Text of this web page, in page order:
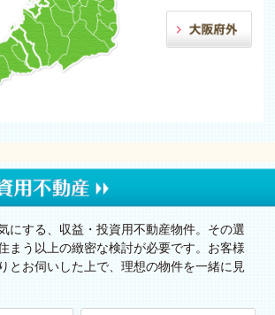
にする、収益・投資用不動産物件。その選
まう以上の緻密な検討が必要です。お客様
とお伺いした上で、理想の物件を一緒に見